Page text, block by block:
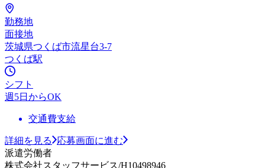
勤務地
面接地
茨城県つくば市流星台3-7
つくば駅
シフト
週5日からOK
交通費支給
詳細を見る
応募画面に進む
派遣労働者
株式会社スタッフサービス/H10498946